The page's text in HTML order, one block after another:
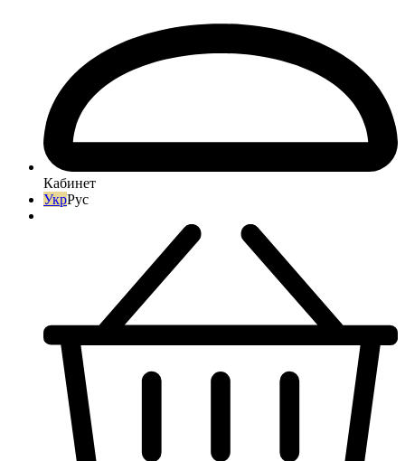
Кабинет
УкрРус